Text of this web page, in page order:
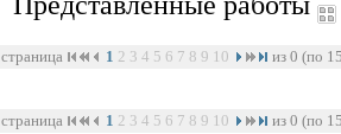
страница 1 2 3 4 5 6 7 8 9 10 из 0 (по
страница 1 2 3 4 5 6 7 8 9 10 из 0 (по